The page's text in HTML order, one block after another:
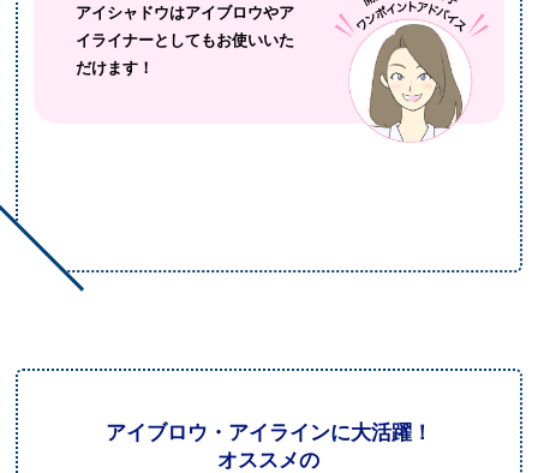
アイシャドウはアイブロウやア
イライナーとしてもお使いいた
だけます！
アイブロウ・アイラインに大活躍！
オススメの